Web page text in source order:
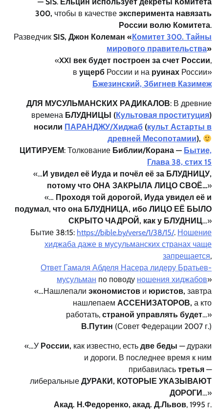
— SIS. Ельцин использует декреты Комитета
300, чтобы в качестве эксперимента навязать
России волю Комитета.
Разведчик SIS, Джон Колеман « Комитет 300. Тайны
мирового правительства»
«XXI век будет построен за счет России,
в ущерб России и на руинах России»
Бжезинский, Збигнев Казимеж
ДЛЯ МУСУЛЬМАНСКИХ РАДИКАЛОВ: В древние
времена БЛУДНИЦЫ (Культовая проституция)
носили ПАРАНДЖУ/Хиджаб (культ Астарты в
древней Месопотамии),
ЦИТИРУЕМ: Толкование Библии/Корана — Бытие,
Глава 38, стих 15
«… И увидел её Иуда и почёл её за БЛУДНИЦУ,
потому что ОНА ЗАКРЫЛА ЛИЦО СВОЁ…»
«… Проходя той дорогой, Иуда увидел её и
подумал, что она БЛУДНИЦА, ибо ЛИЦО ЕЁ БЫЛО
СКРЫТО ЧАДРОЙ, как у БЛУДНИЦ…»
Бытие 38:15: https://bible.by/verse/1/38/15/. Ношение
хиджаба даже в мусульманских странах чаще
запрещается,
Ответ Гамаля Абделя Насера лидеру Братьев-
мусульман по поводу ношения хиджабов»
«…Нашлепали экономистов и юристов, завтра
нашлепаем АССЕНИЗАТОРОВ, а кто
работать, страной управлять будет…»
В.Путин (Совет Федерации 2007 г.)
«…У России, как известно, есть две беды — дураки
и дороги. В последнее время к ним
прибавилась третья —
либеральные ДУРАКИ, КОТОРЫЕ УКАЗЫВАЮТ
ДОРОГИ…»
Акад. Н.Федоренко, акад. Д.Львов, 1995 г.